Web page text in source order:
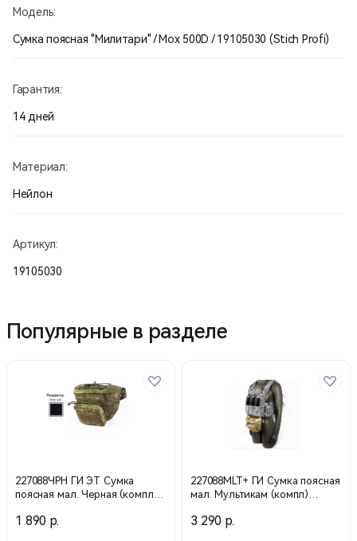
Модель:
Сумка поясная "Милитари" / Мох 500D / 19105030 (Stich Profi)
Гарантия:
14 дней
Материал:
Нейлон
Артикул:
19105030
Популярные в разделе
227088ЧРН ГИ ЭТ Сумка
поясная мал. Черная (компл)
1 890 р.
227088MLT+ ГИ Сумка поясная
мал. Мультикам (компл)
3 290 р.